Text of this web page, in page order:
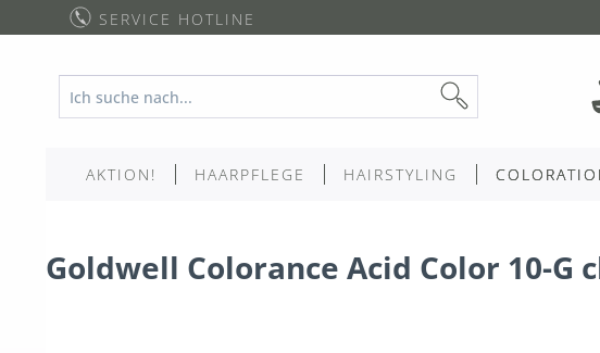
SERVICE HOTLINE
AKTION! HAARPFLEGE HAIRSTYLING
Goldwell Colorance Acid Color 10-G